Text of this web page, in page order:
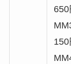
650
150